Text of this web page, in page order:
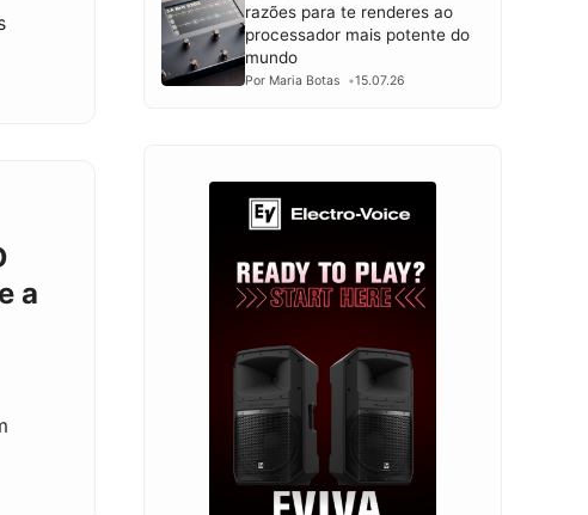
a
razões para te renderes ao
processador mais potente do
mundo
Por Maria Botas 15.07.26